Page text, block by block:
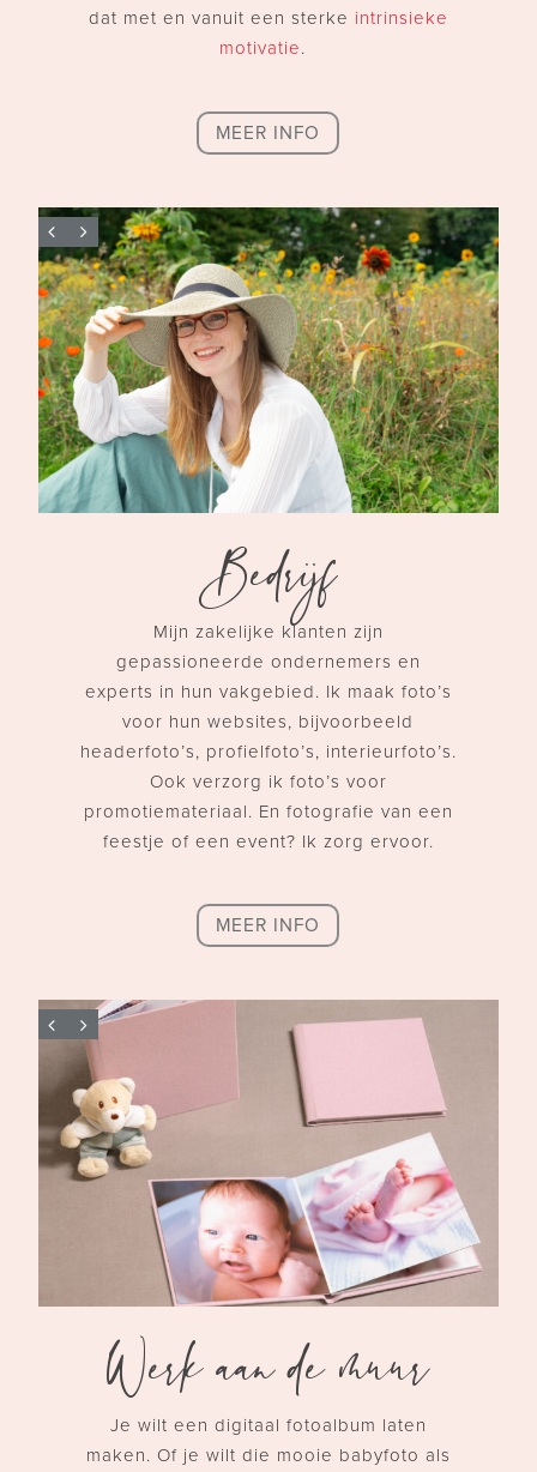
dat met en vanuit een sterke intrinsieke
motivatie.
MEER INFO
Bedrijf
Mijn zakelijke klanten zijn
gepassioneerde ondernemers en
experts in hun vakgebied. Ik maak foto’s
voor hun websites, bijvoorbeeld
headerfoto’s, profielfoto’s, interieurfoto’s.
Ook verzorg ik foto’s voor
promotiemateriaal. En fotografie van een
feestje of een event? Ik zorg ervoor.
MEER INFO
Werk aan de muur
Je wilt een digitaal fotoalbum laten
maken. Of je wilt die mooie babyfoto als